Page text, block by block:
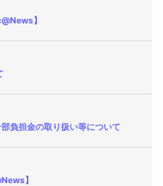
】
負担金の取り扱い等について
】